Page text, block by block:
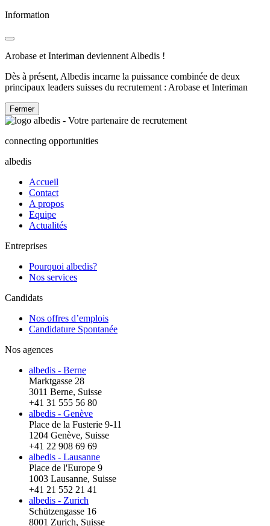
Information
Arobase et Interiman deviennent Albedis !
Dès à présent, Albedis incarne la puissance combinée de deux
principaux leaders suisses du recrutement : Arobase et Interiman
Fermer
connecting opportunities
albedis
Accueil
Contact
A propos
Equipe
Actualités
Entreprises
Pourquoi albedis?
Nos services
Candidats
Nos offres d’emplois
Candidature Spontanée
Nos agences
albedis - Berne
Marktgasse 28
3011 Berne, Suisse
+41 31 555 56 80
albedis - Genève
Place de la Fusterie 9-11
1204 Genève, Suisse
+41 22 908 69 69
albedis - Lausanne
Place de l'Europe 9
1003 Lausanne, Suisse
+41 21 552 21 41
albedis - Zurich
Schützengasse 16
8001 Zurich, Suisse